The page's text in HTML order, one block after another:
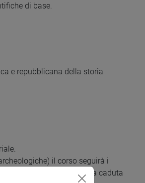
di base.
e repubblicana della storia
il corso seguirà i
nascita del principato alla caduta